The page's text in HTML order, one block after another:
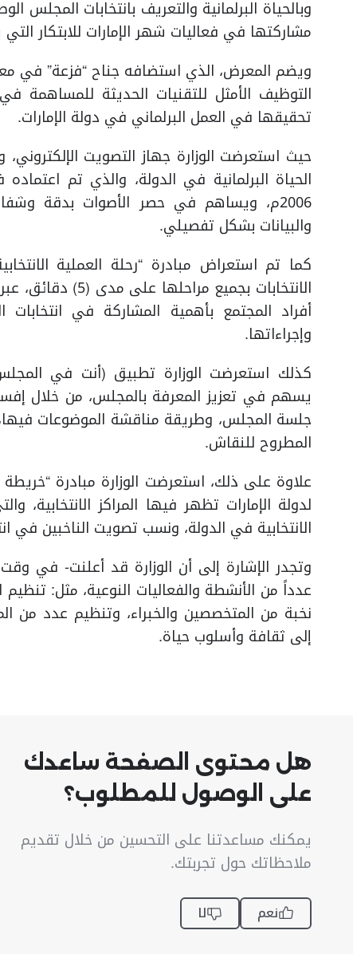
مشاركتها في فعاليات شهر الإمارات للابتكار
ويضم المعرض، الذي استضافه جناح “فزعة” في
التوظيف الأمثل للتقنيات الحديثة للمساهمة
تحقيقها في العمل البرلماني في دولة الإمارات.
حيث استعرضت الوزارة جهاز التصويت
الحياة البرلمانية في الدولة، والذي تم
2006م، ويساهم في حصر الأصوات بدقة
والبيانات بشكل تفصيلي.
كما تم استعراض مبادرة “رحلة العملية
الانتخابات
أفراد المجتمع بأهمية المشاركة في
وإجراءاتها.
كذلك استعرضت الوزارة تطبيق (أنت في المجلس
يسهم في تعزيز المعرفة بالمجلس، من خلال
جلسة المجلس، وطريقة مناقشة الموضوعات
المطروح للنقاش.
علاوة على ذلك، استعرضت الوزارة مبادرة “خريطة
لدولة الإمارات تظهر فيها المراكز الانتخابية،
الانتخابية في الدولة، ونسب تصويت الناخبين في
وتجدر الإشارة إلى أن الوزارة قد أعلنت- في
عدداً من الأنشطة والفعاليات النوعية، مثل:
نخبة من المتخصصين والخبراء، وتنظيم عدد من
إلى ثقافة وأسلوب حياة.
هل محتوى الصفحة ساعدك
على الوصول للمطلوب؟
يمكنك مساعدتنا على التحسين من خلال تقديم
ملاحظاتك حول تجربتك.
نعم لا